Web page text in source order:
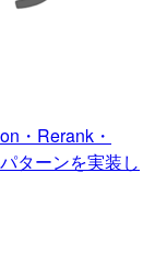
・Rerank・
ターンを実装し